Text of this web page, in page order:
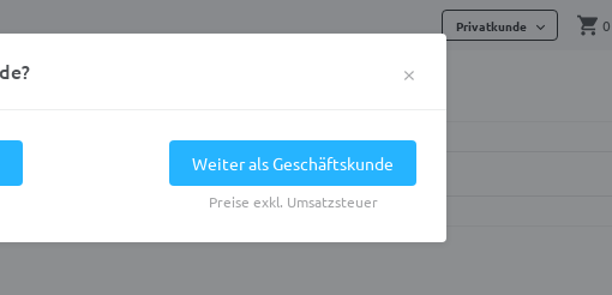
Privatkunde 0
×
Weiter als Geschäftskunde
Preise exkl. Umsatzsteuer